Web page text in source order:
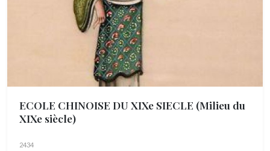
ECOLE CHINOISE DU XIXe SIECLE (Milieu du
XIXe siècle)
2434